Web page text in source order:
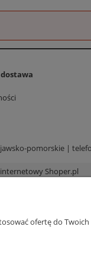
pomorskie |
Shoper.pl
ofertę do